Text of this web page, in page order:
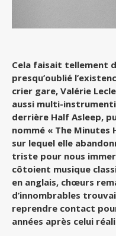
Cela faisait tellement
presqu’oublié
crier gare, Valérie
aussi multi-
derrière Half Asleep,
nommé « The Minutes
sur lequel elle
triste pour nous
côtoient musique
en anglais, chœurs
d’innombrables
reprendre contact
années après celui